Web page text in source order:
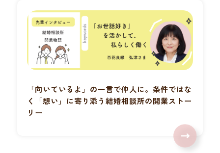
「向いているよ」の一言で仲人に。条件ではな
く「想い」に寄り添う結婚相談所の開業ストー
リー